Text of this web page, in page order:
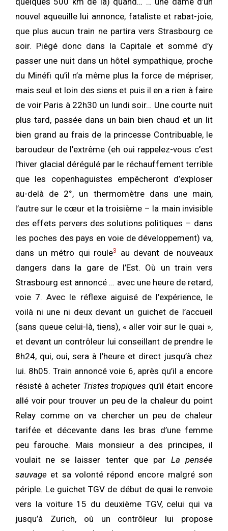
nouvel aqueuille lui annonce, fataliste et rabat-joie,
que plus aucun train ne partira vers Strasbourg ce
soir. Piégé donc dans la Capitale et sommé d’y
passer une nuit dans un hôtel sympathique, proche
du Minéfi qu’il n’a même plus la force de mépriser,
mais seul et loin des siens et puis il en a rien à faire
de voir Paris à 22h30 un lundi soir… Une courte nuit
plus tard, passée dans un bain bien chaud et un lit
bien grand au frais de la princesse Contribuable, le
baroudeur de l’extrême (eh oui rappelez-vous c’est
l’hiver glacial dérégulé par le réchauffement terrible
que les copenhaguistes empêcheront d’exploser
au-delà de 2°, un thermomètre dans une main,
l’autre sur le cœur et la troisième – la main invisible
des effets pervers des solutions politiques – dans
les poches des pays en voie de développement) va,
dans un métro qui roule3
au devant de nouveaux
dangers dans la gare de l’Est. Où un train vers
Strasbourg est annoncé … avec une heure de retard,
voie 7. Avec le réflexe aiguisé de l’expérience, le
voilà ni une ni deux devant un guichet de l’accueil
(sans queue celui-là, tiens), « aller voir sur le quai »,
et devant un contrôleur lui conseillant de prendre le
8h24, qui, oui, sera à l’heure et direct jusqu’à chez
lui. 8h05. Train annoncé voie 6, après qu’il a encore
résisté à acheter Tristes tropiques qu’il était encore
allé voir pour trouver un peu de la chaleur du point
Relay comme on va chercher un peu de chaleur
tarifée et décevante dans les bras d’une femme
peu farouche. Mais monsieur a des principes, il
voulait ne se laisser tenter que par La pensée
sauvage et sa volonté répond encore malgré son
périple. Le guichet TGV de début de quai le renvoie
vers la voiture 15 du deuxième TGV, celui qui va
jusqu’à Zurich, où un contrôleur lui propose